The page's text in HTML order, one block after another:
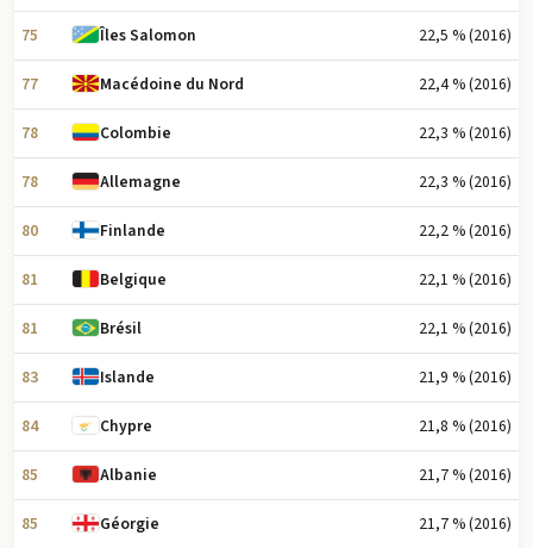
75 Îles Salomon 22,5 % (2016)
77 Macédoine du Nord 22,4 % (2016)
78 Colombie 22,3 % (2016)
78 Allemagne 22,3 % (2016)
80 Finlande 22,2 % (2016)
81 Belgique 22,1 % (2016)
81 Brésil 22,1 % (2016)
83 Islande 21,9 % (2016)
84 Chypre 21,8 % (2016)
85 Albanie 21,7 % (2016)
85 Géorgie 21,7 % (2016)